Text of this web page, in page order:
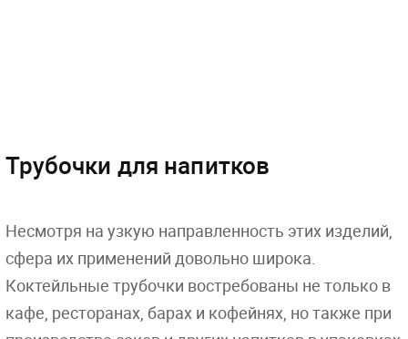
Трубочки для напитков
Несмотря на узкую направленность этих изделий,
сфера их применений довольно широка.
Коктейльные трубочки востребованы не только в
кафе, ресторанах, барах и кофейнях, но также при